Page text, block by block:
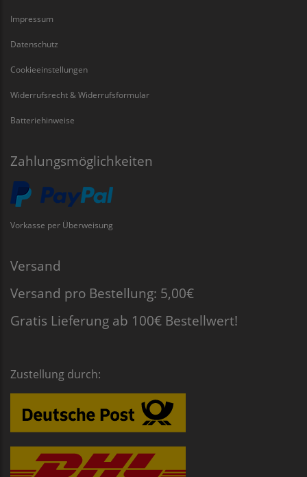
Impressum
Datenschutz
Cookieeinstellungen
Widerrufsrecht & Widerrufsformular
Batteriehinweise
Zahlungsmöglichkeiten
Vorkasse per Überweisung
Versand
Versand pro Bestellung: 5,00€
Gratis Lieferung ab 100€ Bestellwert!
Zustellung durch: